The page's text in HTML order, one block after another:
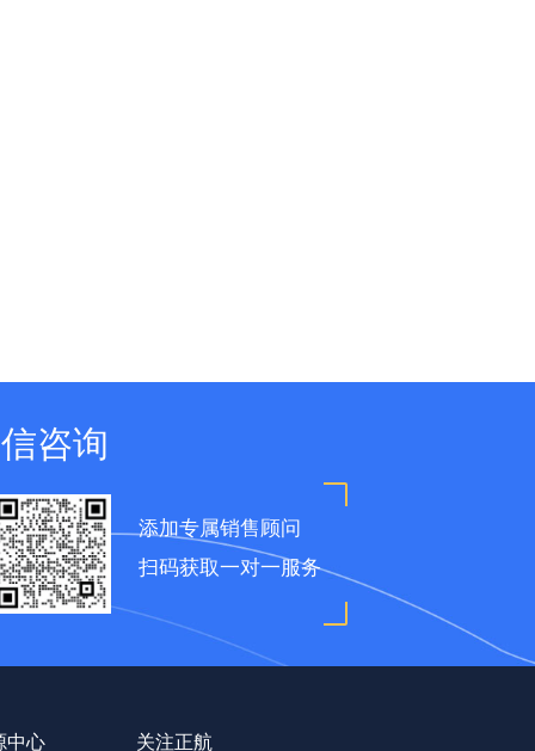
咨询
添加专属销售顾问
扫码获取一对一服务
中心 关注正航